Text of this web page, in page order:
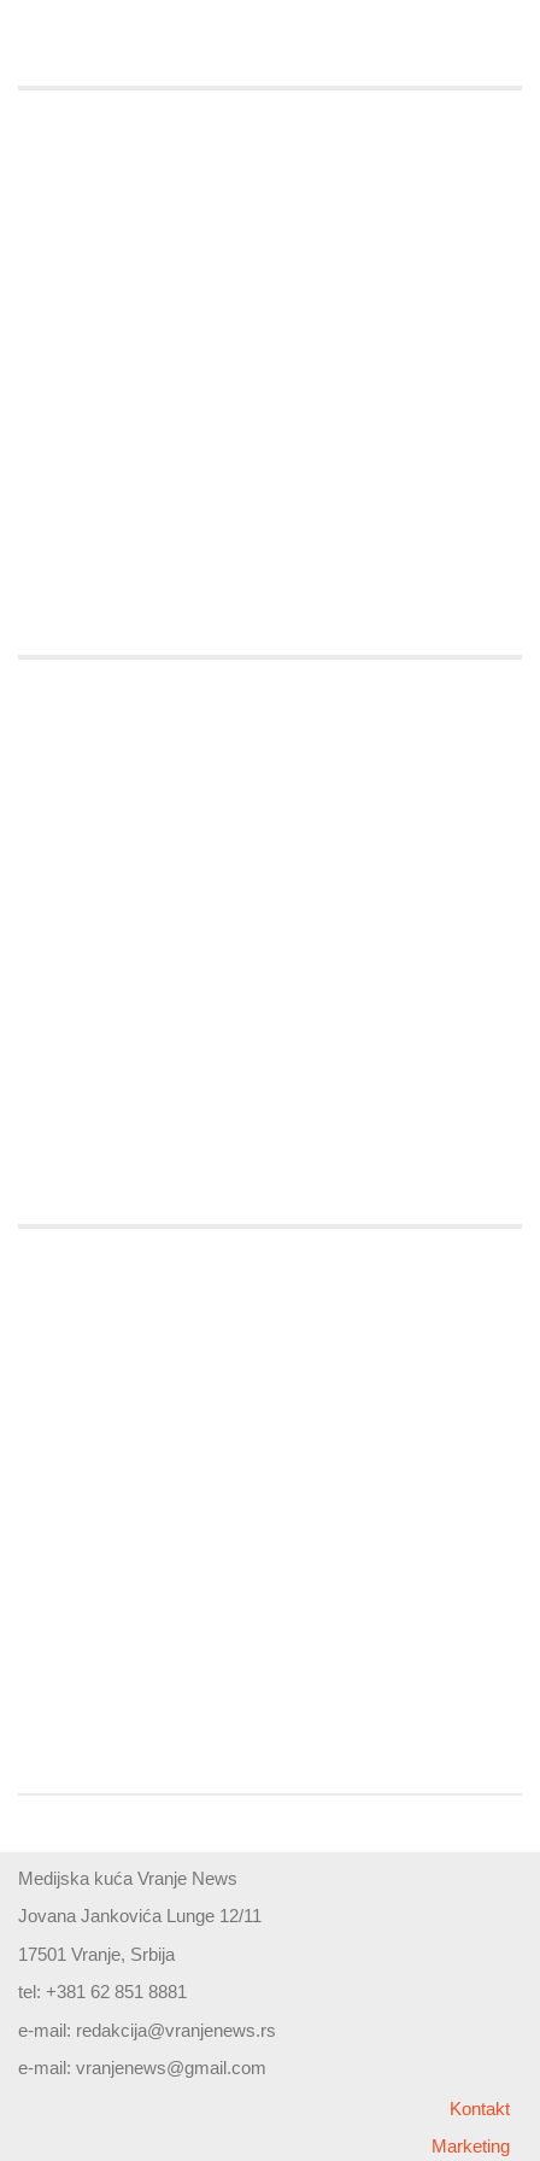
Medijska kuća Vranje News
Jovana Jankovića Lunge 12/11
17501 Vranje, Srbija
tel: +381 62 851 8881
e-mail: redakcija@vranjenews.rs
e-mail: vranjenews@gmail.com
Kontakt
Marketing